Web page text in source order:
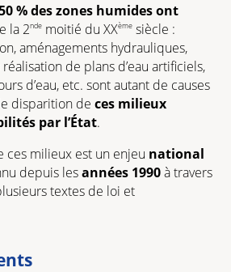
% des zones humides ont
la 2nde moitié du XXème siècle :
aménagements hydrauliques,
de plans d’eau artificiels,
d’eau, etc. sont autant de causes
disparition deces milieux
par l’État.
ces milieux est un enjeu national
depuis lesannées 1990à travers
textes de loi et